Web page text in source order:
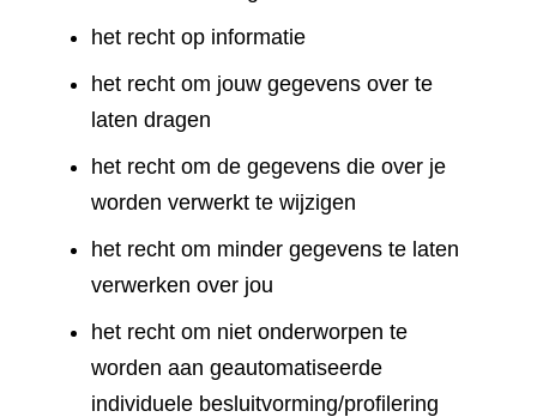
het recht op informatie
het recht om jouw gegevens over te
laten dragen
het recht om de gegevens die over je
worden verwerkt te wijzigen
het recht om minder gegevens te laten
verwerken over jou
het recht om niet onderworpen te
worden aan geautomatiseerde
individuele besluitvorming/profilering